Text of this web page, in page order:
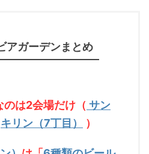
アガーデンまとめ
は2会場だけ（ サン
キリン（7丁目） ）